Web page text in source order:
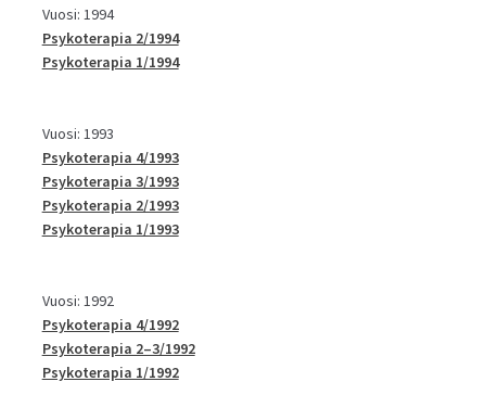
Vuosi: 1994
Psykoterapia 2/1994
Psykoterapia 1/1994
Vuosi: 1993
Psykoterapia 4/1993
Psykoterapia 3/1993
Psykoterapia 2/1993
Psykoterapia 1/1993
Vuosi: 1992
Psykoterapia 4/1992
Psykoterapia 2–3/1992
Psykoterapia 1/1992